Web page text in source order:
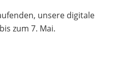
unsere digitale
zum 7. Mai.